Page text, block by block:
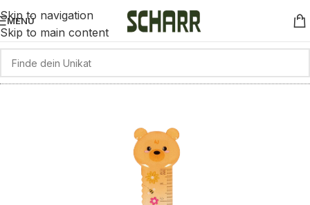
Skip to navigation
Skip to main content
MENÜ